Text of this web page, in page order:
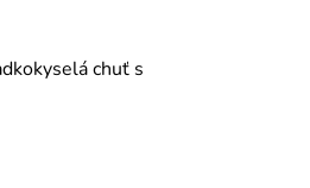
chuť s